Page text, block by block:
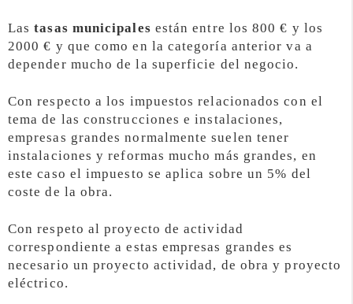
Lastasas municipales están entre los 800 € y los
2000 € y que como en la categoría anterior va a
depender mucho de la superficie del negocio.
Con respecto a los impuestos relacionados con el
tema de las construcciones e instalaciones,
empresas grandes normalmente suelen tener
instalaciones y reformas mucho más grandes, en
este caso el impuesto se aplica sobre un 5% del
coste de la obra.
Con respeto al proyecto de actividad
correspondiente a estas empresas grandes es
necesario un proyecto actividad, de obra y proyecto
eléctrico.